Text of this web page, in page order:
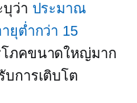
ว่า ประมาณ
ยุต่ำกว่า 15
ภคขนาดใหญ่มาก
บการเติบโต